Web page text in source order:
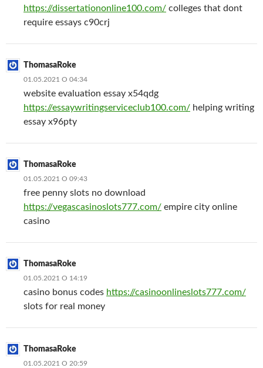
https://dissertationonline100.com/ colleges that dont
require essays c90crj
ThomasaRoke
01.05.2021 О 04:34
website evaluation essay x54qdg
https://essaywritingserviceclub100.com/ helping writing
essay x96pty
ThomasaRoke
01.05.2021 О 09:43
free penny slots no download
https://vegascasinoslots777.com/ empire city online
casino
ThomasaRoke
01.05.2021 О 14:19
casino bonus codes https://casinoonlineslots777.com/
slots for real money
ThomasaRoke
01.05.2021 О 20:59